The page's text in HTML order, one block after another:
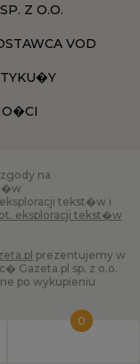
0
Z O.O.
VOD
na
tekst�w i
eksploracji tekst�w
prezentujemy w
Gazeta.pl sp. z o.o.
po wykupieniu